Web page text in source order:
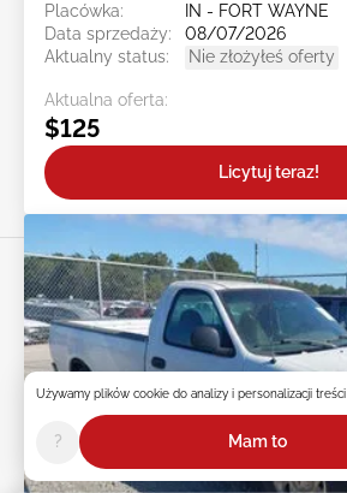
Placówka:
IN - FORT WAYNE
Data sprzedaży:
08/07/2026
Aktualny status:
Nie złożyłeś oferty
Aktualna oferta:
$125
Licytuj teraz!
Używamy plików cookie do analizy i personalizacji treści
? Mam to